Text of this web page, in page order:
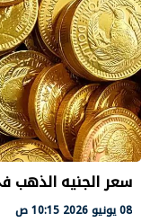
سعر الجنيه الذهب في مصر
08 يونيو 2026 10:15 ص